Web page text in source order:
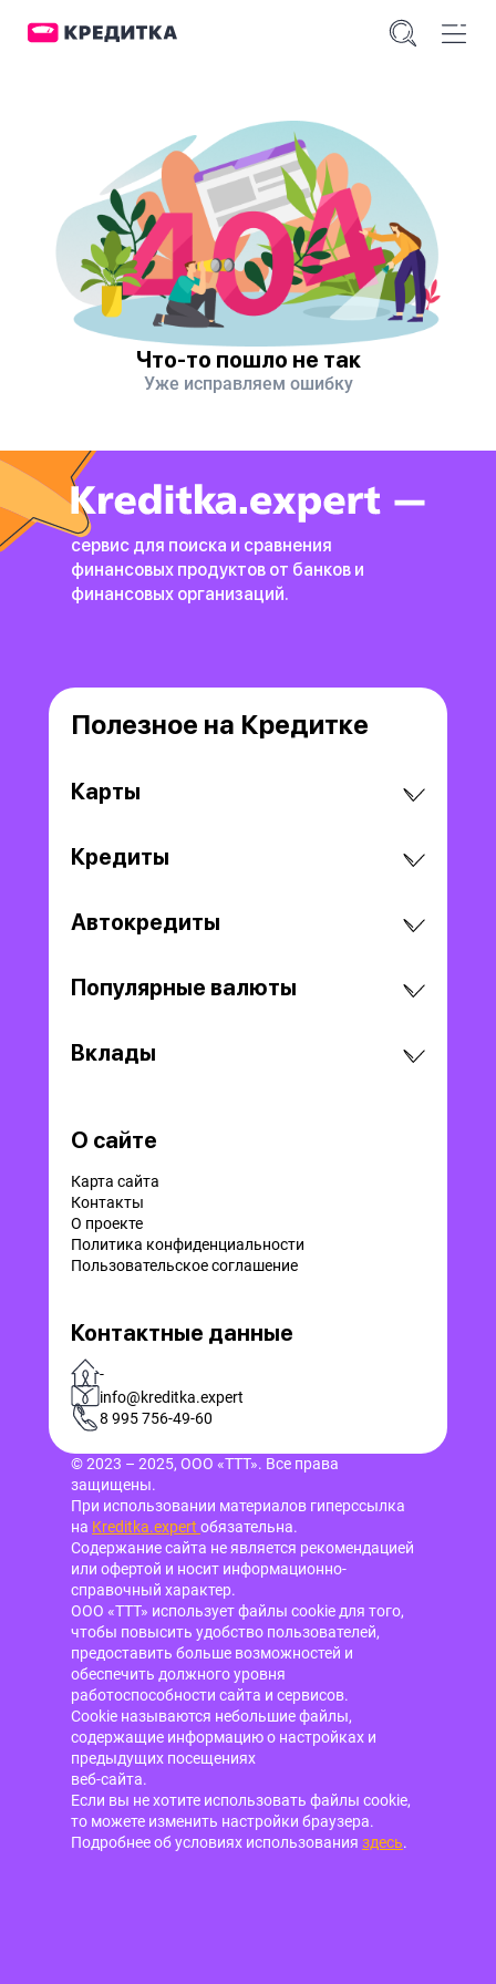
Что-то пошло не так
Уже исправляем ошибку
сервис для поиска и сравнения
финансовых продуктов от банков и
финансовых организаций.
Полезное на Кредитке
Карты
Кредиты
Автокредиты
Популярные валюты
Вклады
О сайте
Карта сайта
Контакты
О проекте
Политика конфиденциальности
Пользовательское соглашение
Контактные данные
-
info@kreditka.expert
8 995 756-49-60
© 2023 – 2025, ООО «ТТТ». Все права
защищены.
При использовании материалов гиперссылка
на Kreditka.expert обязательна.
Содержание сайта не является рекомендацией
или офертой и носит информационно-
справочный характер.
ООО «ТТТ» использует файлы cookie для того,
чтобы повысить удобство пользователей,
предоставить больше возможностей и
обеспечить должного уровня
работоспособности сайта и сервисов.
Cookie называются небольшие файлы,
содержащие информацию о настройках и
предыдущих посещениях
веб-сайта.
Если вы не хотите использовать файлы cookie,
то можете изменить настройки браузера.
Подробнее об условиях использования здесь.